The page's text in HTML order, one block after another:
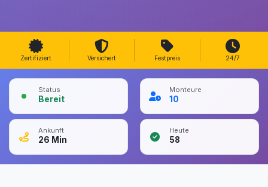
Zertifiziert Versichert Festpreis 24/7
Status
Bereit
Monteure
10
Ankunft
26 Min
Heute
58